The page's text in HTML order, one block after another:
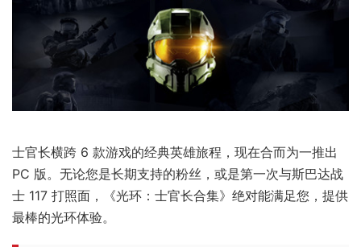
士官长横跨 6 款游戏的经典英雄旅程，现在合而为一推出
PC 版。无论您是长期支持的粉丝，或是第一次与斯巴达战
士 117 打照面，《光环：士官长合集》绝对能满足您，提供
最棒的光环体验。